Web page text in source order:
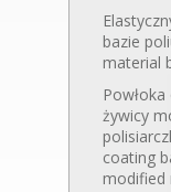
bazie
material
żywicy
coating
modified